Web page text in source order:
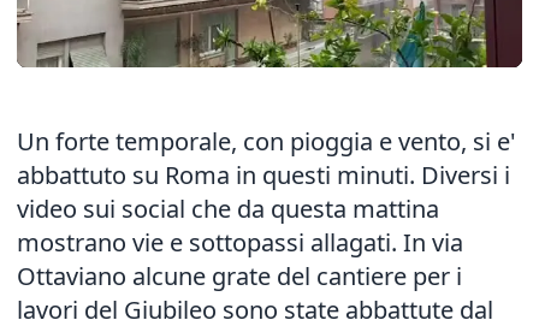
Un forte temporale, con pioggia e vento, si e'
abbattuto su Roma in questi minuti. Diversi i
video sui social che da questa mattina
mostrano vie e sottopassi allagati. In via
Ottaviano alcune grate del cantiere per i
lavori del Giubileo sono state abbattute dal